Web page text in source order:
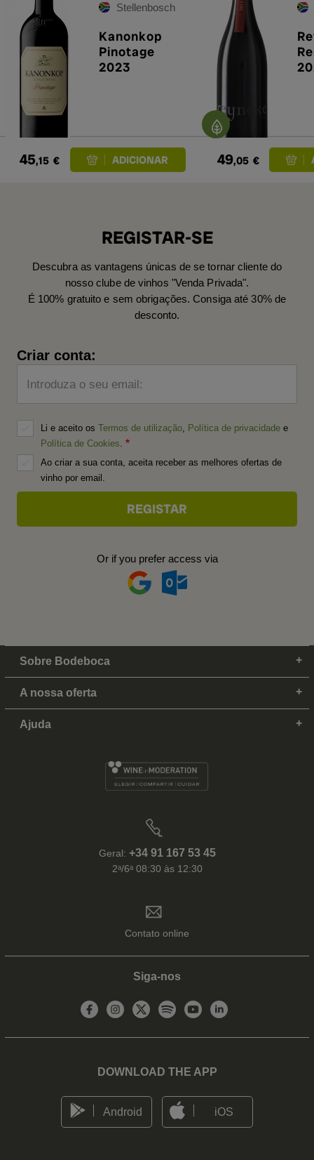
Stellenbosch
Kanonkop
Pinotage
2023
45,15 € 49,05 €
REGISTAR-SE
Descubra as vantagens únicas de se tornar cliente do
nosso clube de vinhos "Venda Privada".
É 100% gratuito e sem obrigações. Consiga até 30% de
desconto.
Criar conta:
Introduza o seu email:
Li e aceito os Termos de utilização Política de privacidade e
Política de Cookies
Ao criar a sua conta, aceita receber as melhores ofertas de
vinho por email.
Or if you prefer access via
Sobre Bodeboca
A nossa oferta
Ajuda
Geral: +34 91 167 53 45
2ᵃ/6ᵃ 08:30 às 12:30
Contato online
Siga-nos
DOWNLOAD THE APP
Android iOS